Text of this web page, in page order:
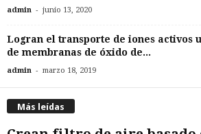
admin - junio 13, 2020
Logran el transporte de iones activos
de membranas de óxido de...
admin - marzo 18, 2019
Más leídas